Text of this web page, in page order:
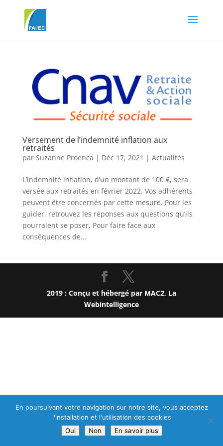
Versement de l’indemnité inflation aux
retraités
par Suzanne Proenca | Déc 17, 2021 | Actualités
L’indemnité inflation, d’un montant de 100 €, sera
versée aux retraités en février 2022. Vos adhérents
peuvent être concernés par cette mesure. Pour les
guider, retrouvez les réponses aux questions qu’ils
pourraient se poser. Pour faire face aux
conséquences de...
2019 : Conçu et hébergé par MAC2, La
Webintelligence
En poursuivant votre navigation sur notre site, vous acceptez
l'installation et l'utilisation des cookies
Oui
Non En savoir plus